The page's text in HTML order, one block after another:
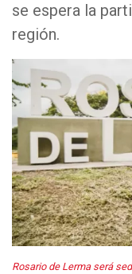
se espera la
región.
Rosario de Lerma será